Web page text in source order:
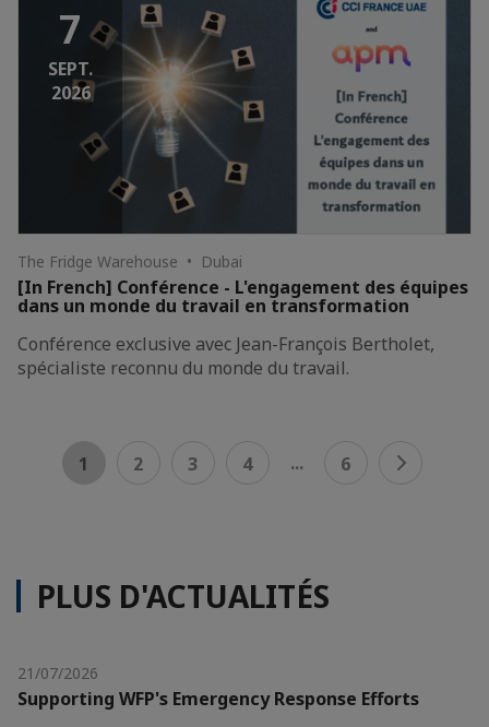
7
SEPT.
2026
The Fridge Warehouse • Dubai
[In French] Conférence - L'engagement des équipes
dans un monde du travail en transformation
Conférence exclusive avec Jean-François Bertholet,
spécialiste reconnu du monde du travail.
1 2 3 4 ... 6
PLUS D'ACTUALITÉS
21/07/2026
Supporting WFP's Emergency Response Efforts